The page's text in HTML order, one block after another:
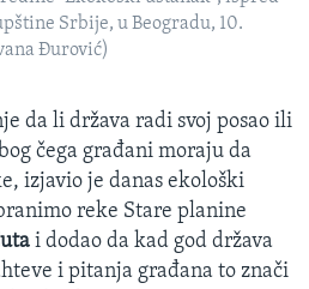
Srbije, u Beogradu, 10.
Đurović)
da li država radi svoj posao ili
čega građani moraju da
izjavio je danas ekološki
reke Stare planine
i dodao da kad god država
i pitanja građana to znači